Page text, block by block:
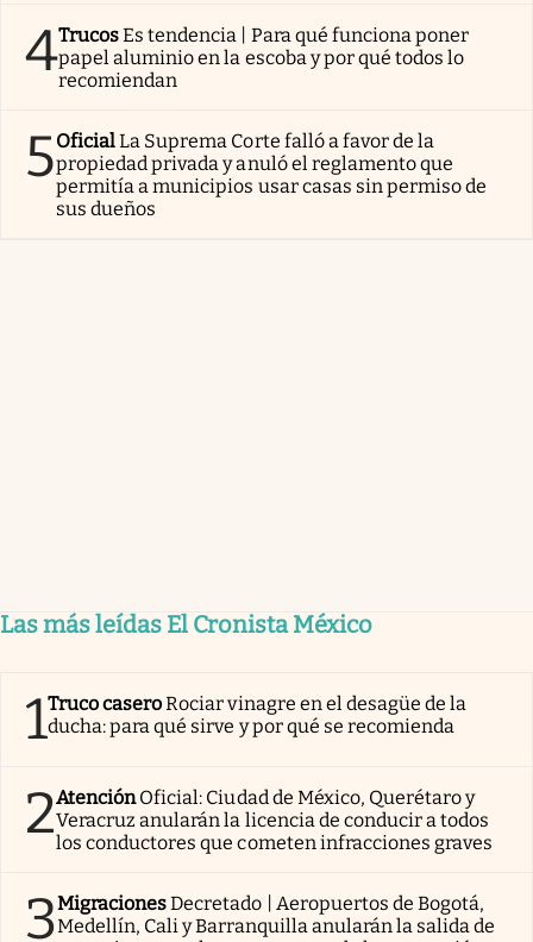
4TrucosEs tendencia | Para qué funciona poner
papel aluminio en la escoba y por qué todos lo
recomiendan
5OficialLa Suprema Corte falló a favor de la
propiedad privada y anuló el reglamento que
permitía a municipios usar casas sin permiso de
sus dueños
Las más leídas El Cronista México
1Truco caseroRociar vinagre en el desagüe de la
ducha: para qué sirve y por qué se recomienda
2AtenciónOficial: Ciudad de México, Querétaro y
Veracruz anularán la licencia de conducir a todos
los conductores que cometen infracciones graves
3MigracionesDecretado | Aeropuertos de Bogotá,
Medellín, Cali y Barranquilla anularán la salida de